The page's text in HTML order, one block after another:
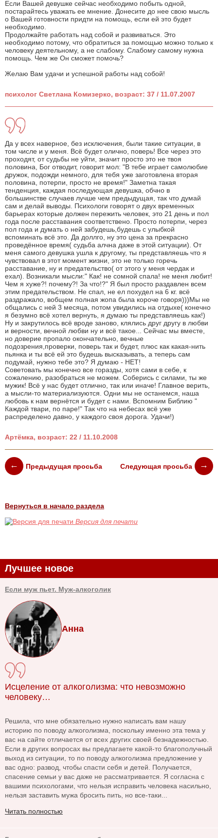
Если Вашей девушке сейчас необходимо побыть одной,
постарайтесь уважать ее мнение. Донесите до нее свою мысль
о Вашей готовности придти на помощь, если ей это будет
необходимо.
Продолжайте работать над собой и развиваться. Это
необходимо потому, что обратиться за помощью можно только к
человеку деятельному, а не слабому. Слабому самому нужна
помощь. Чем же Он сможет помочь?
Желаю Вам удачи и успешной работы над собой!
психолог Светлана Комизерко, возраст: 37 / 11.07.2007
Да у всех наверное, без исключения, были такие ситуации, в
том числе и у меня. Всё будет олично, поверь! Все через это
проходят, от судьбы не уйти, значит просто это не твоя
половина, Бог отводит, говорит мол: "В тебе играет самолюбие
дружок, подожди немного, для тебя уже заготовлена вторая
половина, потерпи, просто не время!" Заметна такая
тенденция, каждая последующая девушка, обчно в
большинстве случаев лучше чем предыдущая, так что думай
сам и делай выводы. Психологи говорят о двух временных
барьерах которые должен пережить человек, это 21 день и пол
года после расставания соответствено. Просто потерпи, через
пол года и думать о ней забудешь,будешь с улыбкой
вспоминать всё это. Да доллго, ну это цена за прекрасно
проведённое время( судьба алчна даже в этой ситуации). От
меня самого девушка ушла к другому, ты представляешь что я
чувствовал в этот момент жизни, это не только горечь
расставание, ну и предательство( от этого у меня чердак и
ехал). Возникали мысли:" Как! не сомной спала! не меня любит!
Чем я хуже?! почему?! За что!?" Я был просто раздавлен всем
этим предательством. Не спал, не ел похудел на 6 кг. всё
раздражало, вобщем полная жопа была короче говоря)))Мы не
общались с ней 3 месяца, потом увидились на отдыхе( конечно
я безумно всё хотел вернуть, я думаю ты представляешь как!)
Ну и закрутилось всё вроде заново, клялись друг другу в любви
и верности, вечной любви ну и всё такое... Сейчас мы вместе,
но доверие пропало окончательно, вечные
подозрения,проверки, поверь так и будет, плюс как какая-нить
пьянка и ты всё ей это будешь высказывать, а теперь сам
подумай, нужно тебе это? Я думаю - НЕТ!
Советовать мы конечно все горазды, хотя сами в себе, к
сожалению, разобраться не можем. Соберись с силами, ты же
мужик! Всё у нас будет отлично, так или иначе! Главное верить,
а мысли-то материализуются. Одни мы не останемся, наша
любовь к нам вернётся и будет с нами. Вспомним Библию "
Каждой твари, по паре!" Так что на небесах всё уже
распределено давно, у каждого своя дорога. Удачи!)
Артёмка, возраст: 22 / 11.10.2008
Предыдущая просьба Следующая просьба
Вернуться в начало раздела
Версия для печати
Лучшее новое
Если муж пьет. Муж-алкоголик
Анна
Исцеление от алкоголизма: что невозможно
человеку…
Решила, что мне обязательно нужно написать вам нашу
историю по поводу алкоголизма, поскольку именно эта тема у
вас на сайте отличается от всех других своей безнадежностью.
Если в других вопросах вы предлагаете какой-то благополучный
выход из ситуации, то по поводу алкоголизма предложение у
вас одно: развод, чтобы спасти себя и детей. Получается,
спасение семьи у вас даже не рассматривается. Я согласна с
вашими психологами, что нельзя исправить человека насильно,
нельзя заставить мужа бросить пить, но все-таки...
Читать полностью